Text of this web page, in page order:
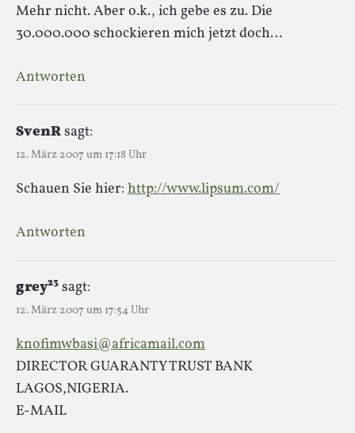
Mehr nicht. Aber o.k., ich gebe es zu. Die
30.000.000 schockieren mich jetzt doch…
Antworten
SvenRsagt:
12. März 2007 um 17:18 Uhr
Schauen Sie hier: http://www.lipsum.com/
Antworten
grey²³sagt:
12. März 2007 um 17:54 Uhr
knofimwbasi@africamail.com
DIRECTOR GUARANTY TRUST BANK
LAGOS,NIGERIA.
E-MAIL